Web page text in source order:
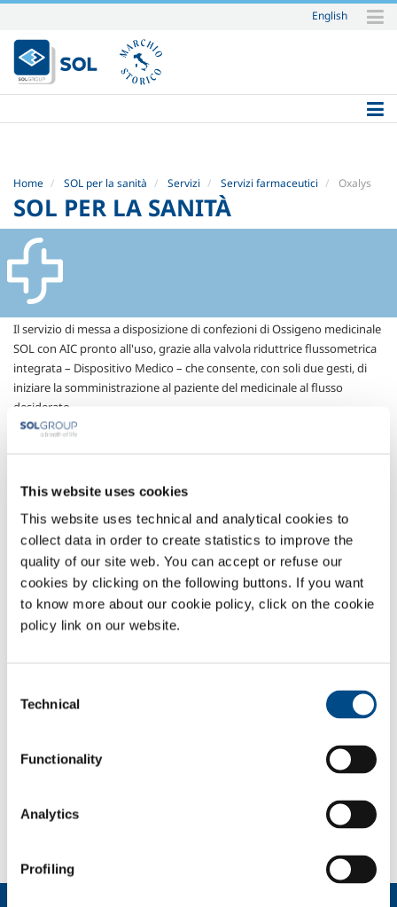
This website uses cookies
This website uses technical and analytical cookies to
collect data in order to create statistics to improve the
quality of our site web. You can accept or refuse our
cookies by clicking on the following buttons. If you want
to know more about our cookie policy, click on the cookie
policy link on our website.
Selection
Technical
Functionality
Analytics
Profiling
Salta
ai
contenuti.
|
alla
English
Home SOL per la sanità Servizi Servizi farmaceutici Oxalys
SOL PER LA SANITÀ
Il servizio di messa a disposizione di confezioni di Ossigeno medicinale
SOL con AIC pronto all'uso, grazie alla valvola riduttrice flussometrica
integrata – Dispositivo Medico – che consente, con soli due gesti, di
iniziare la somministrazione al paziente del medicinale al flusso
desiderato.
Per tutte le situazioni di emergenza, di movimentazione, o
paziente.
Sempre in sicurezza, grazie alla grande manopola ergonomica che
permette una maneggevolezza di rilievo, ed alle chiare indicazioni dei
componenti, per finire alle istruzioni d'uso ed al foglietto illustrativo,
sempre al suo posto per essere immediatamente consultabile.
PANORAMICA
IMPIANTI DISPOSITIVO MEDICO
Devi fare una segnalazione? Hai bisogno di
informazioni?